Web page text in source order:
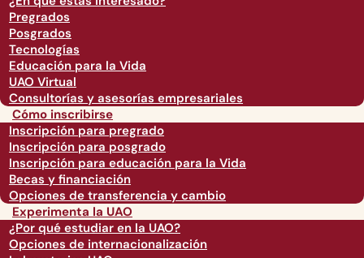
Pregrados
Posgrados
Tecnologías
Educación para la Vida
UAO Virtual
Consultorías y asesorías empresariales
Cómo inscribirse
Inscripción para pregrado
Inscripción para posgrado
Inscripción para educación para la Vida
Becas y financiación
Opciones de transferencia y cambio
Experimenta la UAO
¿Por qué estudiar en la UAO?
Opciones de internacionalización